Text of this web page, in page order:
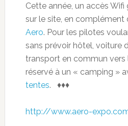
Cette année, un accès
sur le site, en complément
Aero. Pour les pilotes
sans prévoir hôtel, voiture
transport en commun vers
réservé à un « camping »
tentes. ♦♦♦
http://www.aero-